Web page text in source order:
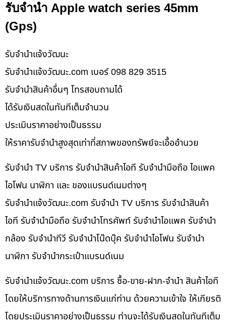
รับจำนำ Apple watch series 45mm
(Gps)
รับจํานําแจ้งวัฒนะ
รับจํานําแจ้งวัฒนะ.com เบอร์ 098 829 3515
รับจำนำสินค้าอื่นๆ โทรสอบถามได้
ได้รับเงินสดในทันทีเต็มจำนวน
ประเมินราคาอย่างเป็นธรรม
ให้ราคารับจำนำสูงสุดเท่าที่สภาพของทรัพย์จะเอื้ออำนวย
รับจำนำ TV บริการ รับจำนำสินค้าไอที รับจำนำมือถือ ไอแพค
ไอโฟน นาฬิกา และ ของแบรนด์เนมต่างๆ
รับจํานําแจ้งวัฒนะ.com รับจำนำ TV บริการ รับจำนำสินค้า
ไอที รับจำนำมือถือ รับจำนำโทรศัพท์ รับจำนำไอแพค รับจำนำ
กล้อง รับจำนำทีวี รับจำนำโน๊ดบุ๊ค รับจำนำไอโฟน รับจำนำ
นาฬิกา รับจำนำกระเป๋าแบรนด์เนม
รับจํานําแจ้งวัฒนะ.com บริการ ซื้อ-ขาย-ฝาก-จำนำ สินค้าไอที
โดยให้บริการทางด้านการเงินแก่ท่าน ด้วยความเข้าใจ ให้เกียรติ
โดยประเมินราคาอย่างเป็นธรรม ท่านจะได้รับเงินสดในทันทีเต็ม